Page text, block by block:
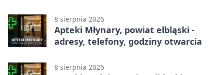
8 sierpnia 2026
Apteki Młynary, powiat elbląski -
adresy, telefony, godziny otwarcia
8 sierpnia 2026